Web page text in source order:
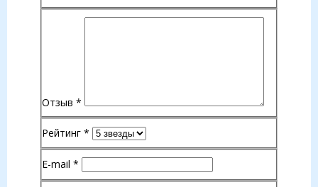
Отзыв *
Рейтинг *
E-mail *